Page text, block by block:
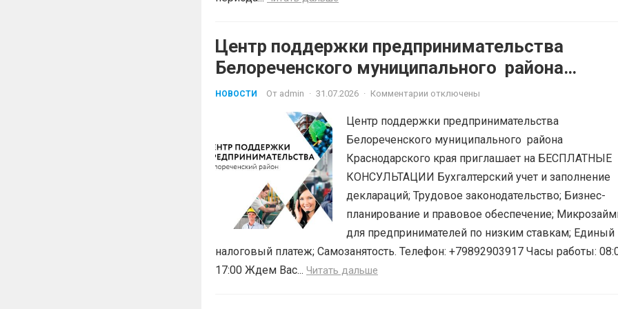
Центр поддержки предпринимательства
Белореченского муниципального района
Краснодарского края приглашает на
БЕСПЛАТНЫЕ КОНСУЛЬТАЦИИ
НОВОСТИ От admin · 31.07.2026 · Комментарии отключены
Центр поддержки предпринимательства
Белореченского муниципального района
Краснодарского края приглашает на БЕСПЛАТНЫЕ
КОНСУЛЬТАЦИИ Бухгалтерский учет и заполнение
деклараций; Трудовое законодательство; Бизнес-
планирование и правовое обеспечение;
для предпринимателей по низким ставкам; Единый
налоговый платеж; Самозанятость. Телефон: +79892903917 Часы работы:
17:00 Ждем Вас... Читать дальше